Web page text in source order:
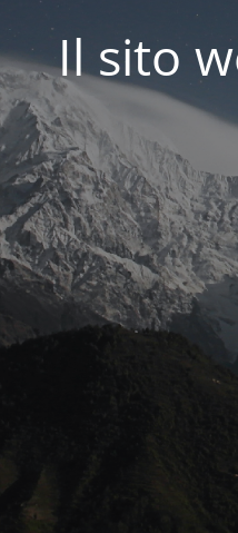
Il sito